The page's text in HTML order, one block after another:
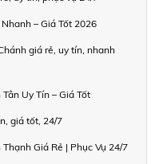
– Giá Tốt 2026
giá rẻ, uy tín, nhanh
Uy Tín – Giá Tốt
giá tốt, 24/7
Giá Rẻ | Phục Vụ 24/7